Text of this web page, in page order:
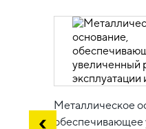
Металлическое
обеспечивающее